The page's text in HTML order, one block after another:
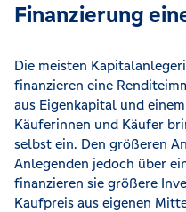
Finanzierung
Die meisten
finanzieren eine
aus Eigenkapital und
Käuferinnen und Käufer
selbst ein. Den größeren
Anlegenden jedoch über
finanzieren sie größere
Kaufpreis aus eigenen